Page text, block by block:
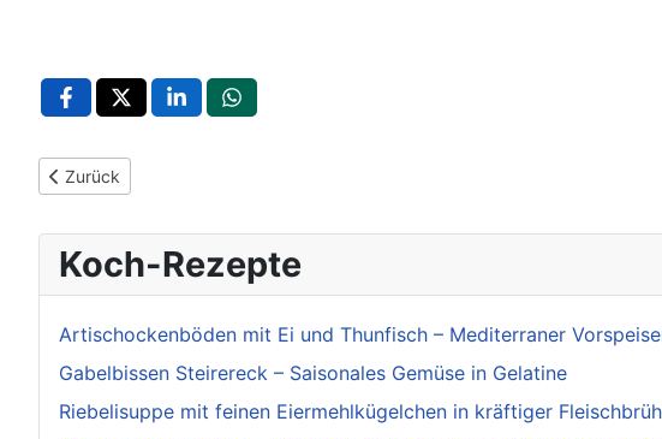
Vorheriger Beitrag: Online-Fortbildung stellt Austauschplattform Bibcourse vor
Zurück
Koch-Rezepte
Artischockenböden mit Ei und Thunfisch – Mediterraner
Gabelbissen Steirereck – Saisonales Gemüse in Gelatine
Riebelisuppe mit feinen Eiermehlkügelchen in kräftiger